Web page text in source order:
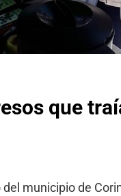
que
del municipio de